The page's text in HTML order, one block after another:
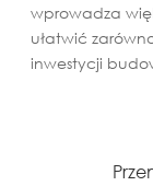
wprowadza
ułatwić
inwestycji